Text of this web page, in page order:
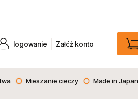
Załóż konto
logowanie
Mieszanie cieczy Made in Japan